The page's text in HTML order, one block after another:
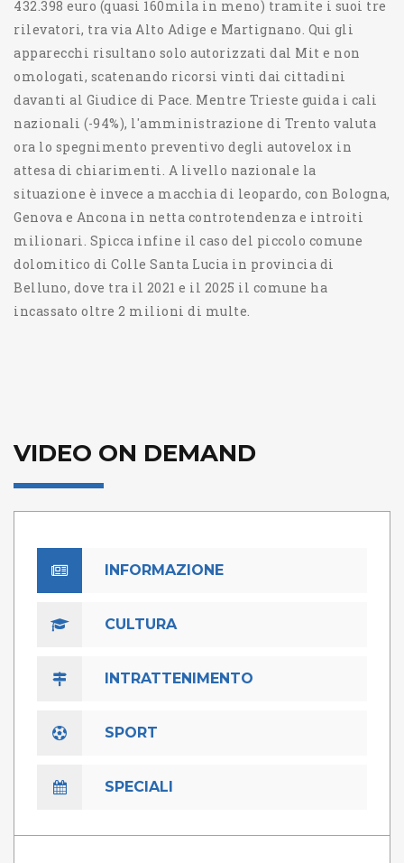
432.398 euro (quasi 160mila in meno) tramite i suoi tre
rilevatori, tra via Alto Adige e Martignano. Qui gli
apparecchi risultano solo autorizzati dal Mit e non
omologati, scatenando ricorsi vinti dai cittadini
davanti al Giudice di Pace. Mentre Trieste guida i cali
nazionali (-94%), l'amministrazione di Trento valuta
ora lo spegnimento preventivo degli autovelox in
attesa di chiarimenti. A livello nazionale la
situazione è invece a macchia di leopardo, con Bologna,
Genova e Ancona in netta controtendenza e introiti
milionari. Spicca infine il caso del piccolo comune
dolomitico di Colle Santa Lucia in provincia di
Belluno, dove tra il 2021 e il 2025 il comune ha
incassato oltre 2 milioni di multe.
VIDEO ON DEMAND
INFORMAZIONE
CULTURA
INTRATTENIMENTO
SPORT
SPECIALI